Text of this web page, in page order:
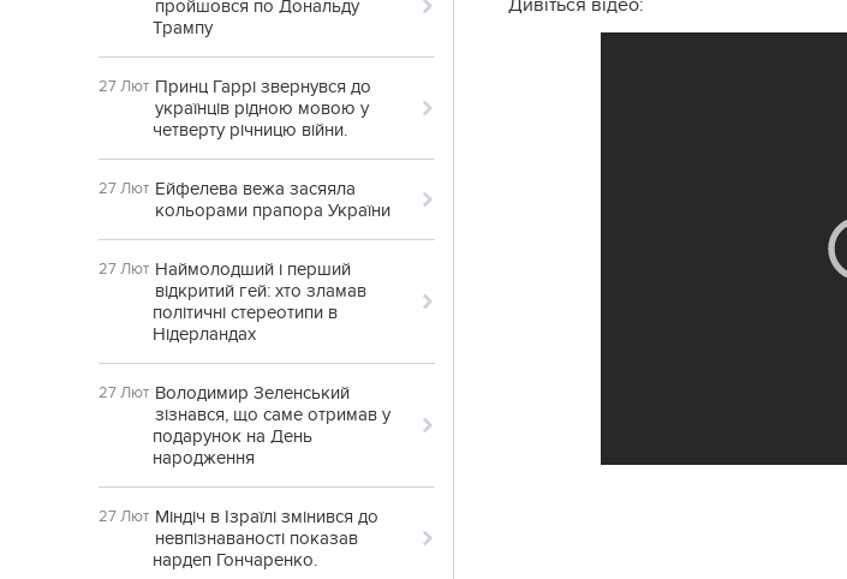
пройшовся по Дональду
Трампу
27 Лют Принц Гаррі звернувся до
українців рідною мовою у
четверту річницю війни.
27 Лют Ейфелева вежа засяяла
кольорами прапора України
27 Лют Наймолодший і перший
відкритий гей: хто зламав
політичні стереотипи в
Нідерландах
27 Лют Володимир Зеленський
зізнався, що саме отримав у
подарунок на День
народження
27 Лют Міндіч в Ізраїлі змінився до
невпізнаваності показав
нардеп Гончаренко.
Дивіться відео: